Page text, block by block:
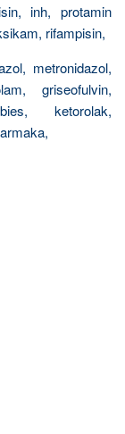
inh, protamin
rifampisin,
metronidazol,
griseofulvin,
ketorolak,